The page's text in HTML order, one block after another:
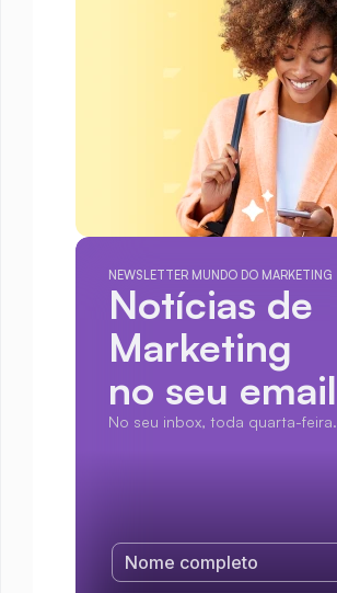
NEWSLETTER MUNDO DO MARKETING
Notícias de
Marketing
no seu email
No seu inbox, toda quarta-feira.